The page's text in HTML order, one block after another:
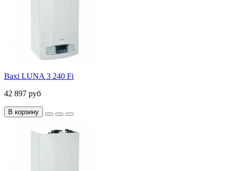
Baxi LUNA 3 240 Fi
42 897 руб
В корзину